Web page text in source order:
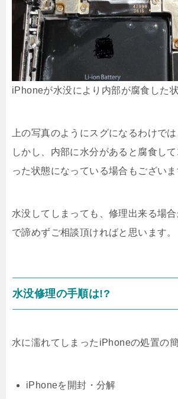
iPhoneが水没により内部が腐食した
上の写真のようにスグになるわけでは
しかし、内部に水分があると腐食し
った状態になっている場合もございま
水没してしまっても、修理出来る場
で諦めずご相談頂ければと思います。
水没修理の手順は!?
水に濡れてしまったiPhoneの処置の
iPhoneを開封・分解